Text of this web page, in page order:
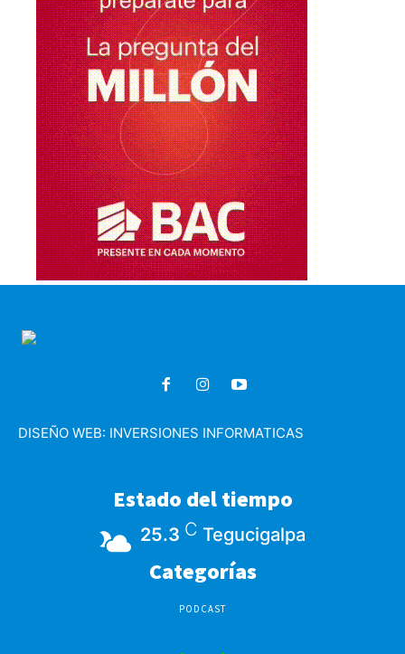
DISEÑO WEB: INVERSIONES INFORMATICAS
Estado del tiempo
25.3 C Tegucigalpa
Categorías
PODCAST